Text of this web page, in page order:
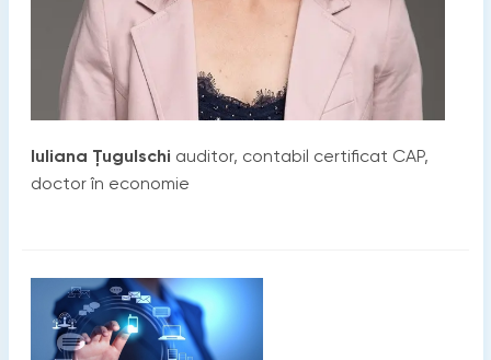
Iuliana Ţugulschi auditor, contabil certificat CAP,
doctor în economie